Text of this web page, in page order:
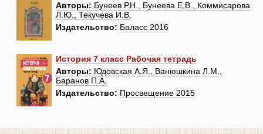
Авторы: Бунеев Р.Н., Бунеева Е.В., Коммисарова
Л.Ю., Текучева И.В.
Издательство: Баласс 2016
История 7 класс Рабочая тетрадь
Авторы: Юдовская А.Я., Ванюшкина Л.М.,
Баранов П.А.
Издательство: Просвещение 2015